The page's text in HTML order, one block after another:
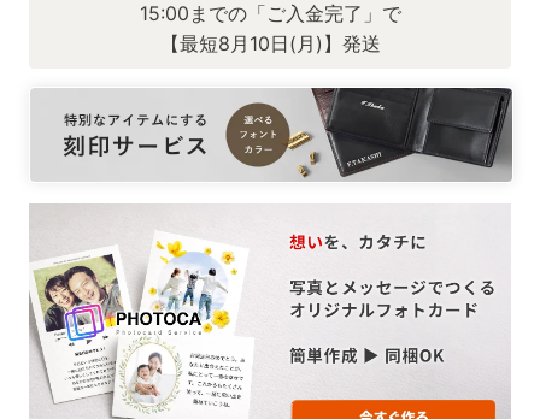
15:00までの「ご入金完了」で
【最短8月10日(月)】発送